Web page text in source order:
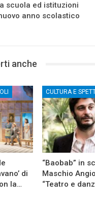
scuola ed istituzioni
anno scolastico
anche
di
la…
CULTURA E
“Baobab” in
Maschio
“Teatro e